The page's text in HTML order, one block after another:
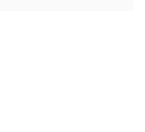
งานระบบได้แล้ว